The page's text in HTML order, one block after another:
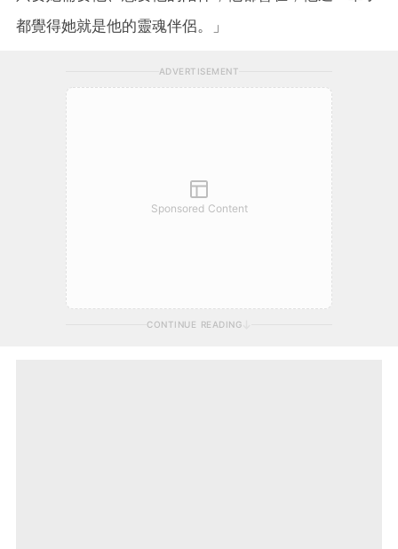
都覺得她就是他的靈魂伴侶。」
ADVERTISEMENT
Sponsored Content
CONTINUE READING